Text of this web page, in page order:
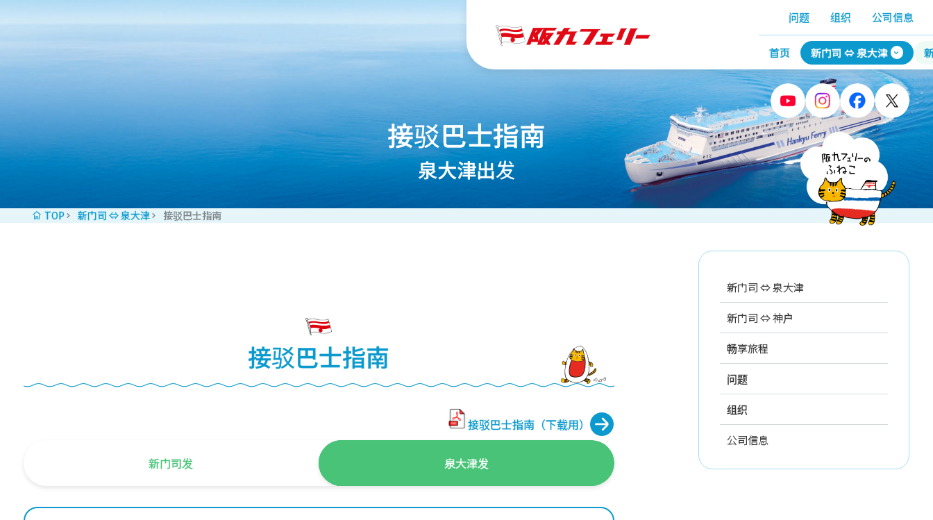
问题 组织 公司信息
首页 新门司 ⇔ 泉大津
接驳巴士指南
泉大津出发
TOP 新门司 ⇔ 泉大津 接驳巴士指南
接驳巴士指南
接驳巴士指南（下载用）
新门司发 泉大津发
新门司 ⇔ 泉大津
新门司 ⇔ 神户
畅享旅程
问题
组织
公司信息